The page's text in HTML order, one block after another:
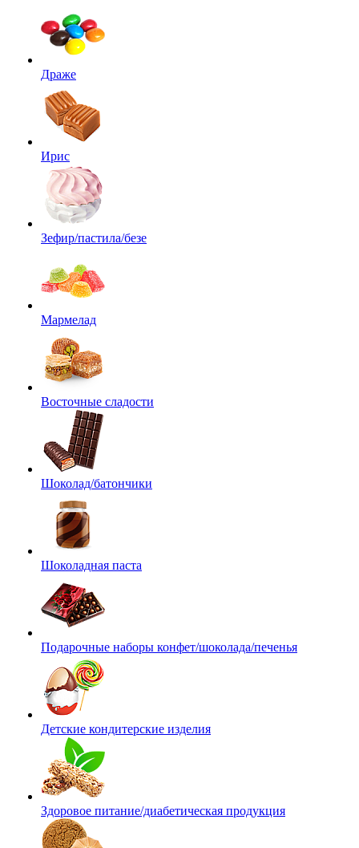
Драже
Ирис
Зефир/пастила/безе
Мармелад
Восточные сладости
Шоколад/батончики
Шоколадная паста
Подарочные наборы конфет/шоколада/печенья
Детские кондитерские изделия
Здоровое питание/диабетическая продукция